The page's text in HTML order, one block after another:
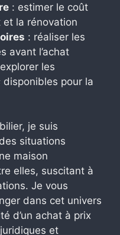
: estimer le coût
et la rénovation
: réaliser les
avant l’achat
les
disponibles pour la
je suis
situations
maison
elles, suscitant à
Je vous
dans cet univers
d’un achat à prix
et